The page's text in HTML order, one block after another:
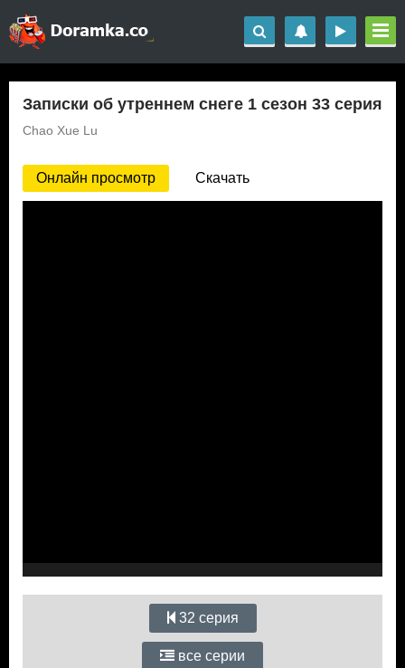
Записки об утреннем снеге 1 сезон 33 серия
Chao Xue Lu
Онлайн просмотр Скачать
32 серия
все серии